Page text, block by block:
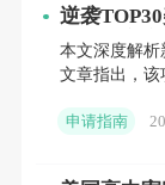
培养了学生
作精神，使
丰富多彩的校园
逆袭
如何为家
本文深度解析
文章指出，该
化培训。内容
申请指南